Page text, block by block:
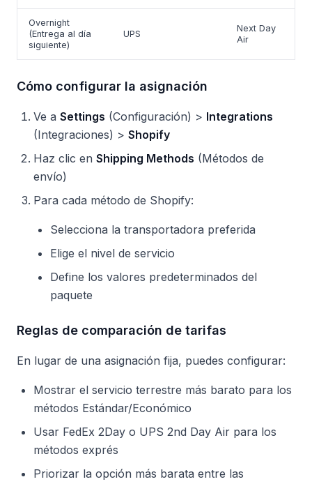
Overnight
(Entrega al día
siguiente)
UPS
Next Day
Air
Cómo configurar la asignación
Ve a Settings (Configuración) > Integrations
(Integraciones) > Shopify
Haz clic en Shipping Methods (Métodos de
envío)
Para cada método de Shopify:
Selecciona la transportadora preferida
Elige el nivel de servicio
Define los valores predeterminados del
paquete
Reglas de comparación de tarifas
En lugar de una asignación fija, puedes configurar:
Mostrar el servicio terrestre más barato para los
métodos Estándar/Económico
Usar FedEx 2Day o UPS 2nd Day Air para los
métodos exprés
Priorizar la opción más barata entre las